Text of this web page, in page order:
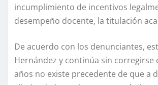
incumplimiento de incentivos
desempeño docente, la titulación
De acuerdo con los denunciantes,
Hernández y continúa sin corregirse
años no existe precedente de que a